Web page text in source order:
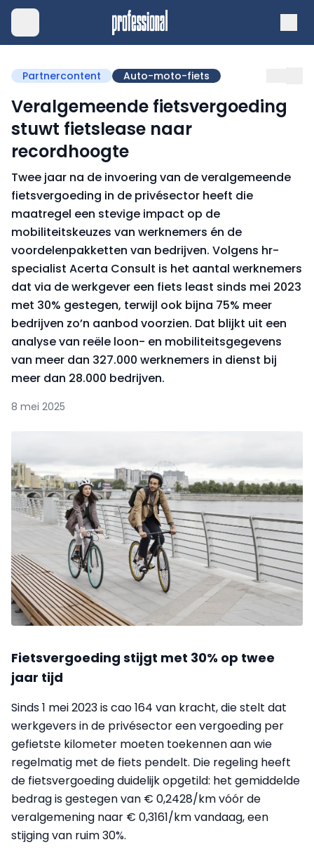
Partnercontent Auto-moto-fiets
Veralgemeende fietsvergoeding
stuwt fietslease naar
recordhoogte
Twee jaar na de invoering van de veralgemeende
fietsvergoeding in de privésector heeft die
maatregel een stevige impact op de
mobiliteitskeuzes van werknemers én de
voordelenpakketten van bedrijven. Volgens hr-
specialist Acerta Consult is het aantal werknemers
dat via de werkgever een fiets least sinds mei 2023
met 30% gestegen, terwijl ook bijna 75% meer
bedrijven zo’n aanbod voorzien. Dat blijkt uit een
analyse van reële loon- en mobiliteitsgegevens
van meer dan 327.000 werknemers in dienst bij
meer dan 28.000 bedrijven.
8 mei 2025
Fietsvergoeding stijgt met 30% op twee
jaar tijd
Sinds 1 mei 2023 is cao 164 van kracht, die stelt dat
werkgevers in de privésector een vergoeding per
gefietste kilometer moeten toekennen aan wie
regelmatig met de fiets pendelt. Die regeling heeft
de fietsvergoeding duidelijk opgetild: het gemiddelde
bedrag is gestegen van € 0,2428/km vóór de
veralgemening naar € 0,3161/km vandaag, een
stijging van ruim 30%.